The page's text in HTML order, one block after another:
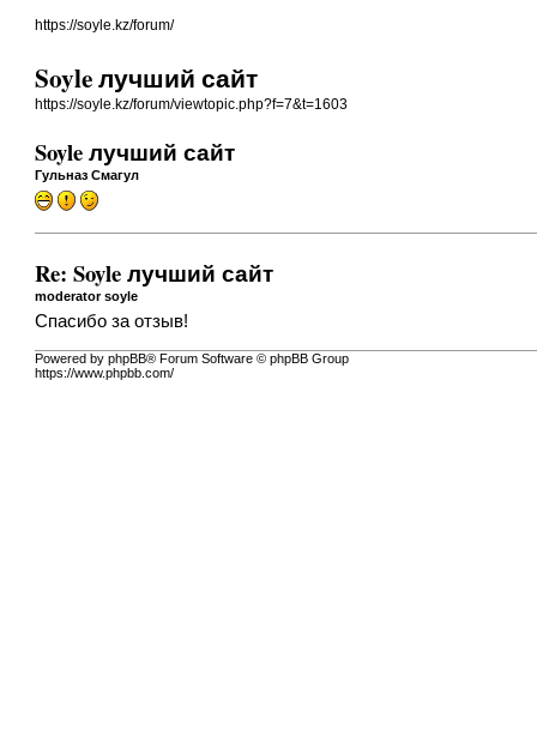
https://soyle.kz/forum/
Soyle лучший сайт
https://soyle.kz/forum/viewtopic.php?f=7&t=1603
Soyle лучший сайт
Гульназ Смагул
Re: Soyle лучший сайт
moderator soyle
Спасибо за отзыв!
Powered by phpBB® Forum Software © phpBB Group
https://www.phpbb.com/